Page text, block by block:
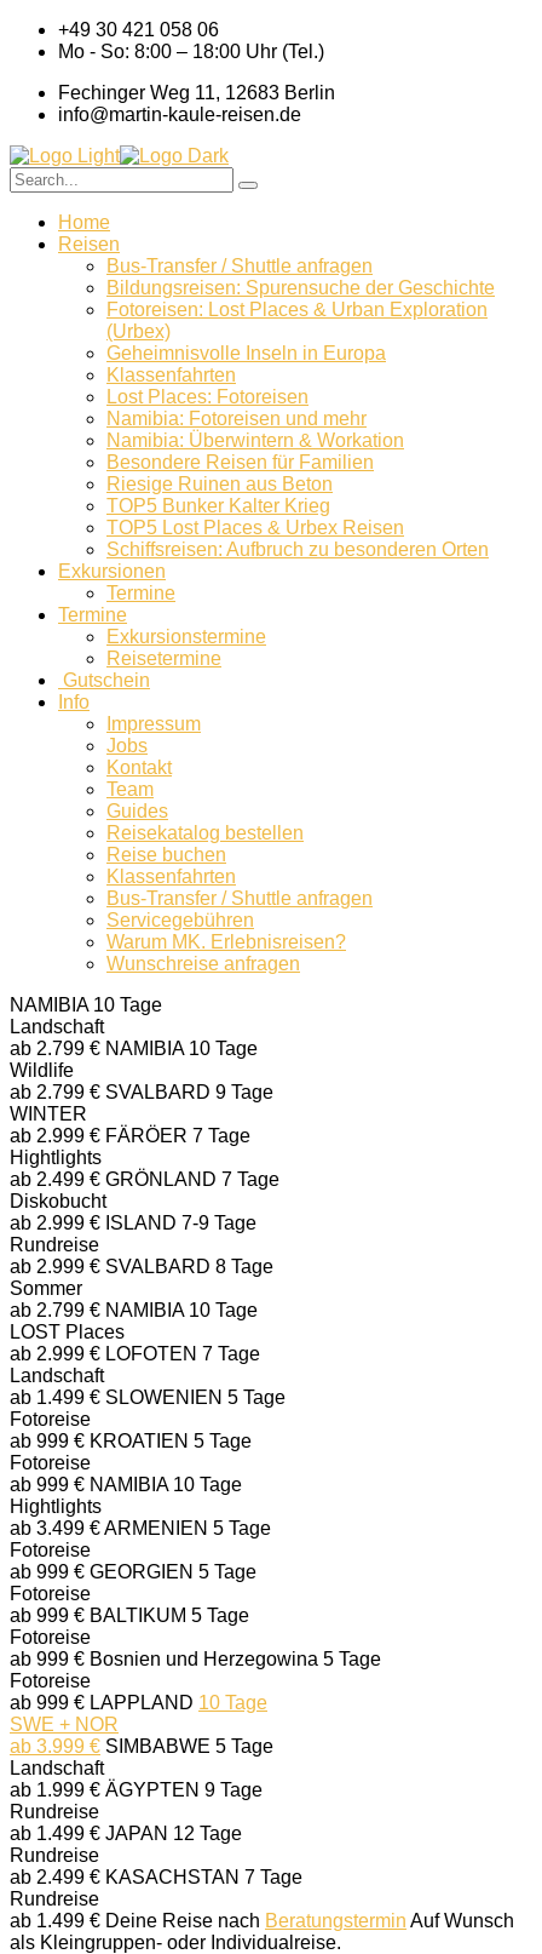
+49 30 421 058 06
Mo - So: 8:00 – 18:00 Uhr (Tel.)
Fechinger Weg 11, 12683 Berlin
info@martin-kaule-reisen.de
Home
Reisen
Bus-Transfer / Shuttle anfragen
Bildungsreisen: Spurensuche der Geschichte
Fotoreisen: Lost Places & Urban Exploration
(Urbex)
Geheimnisvolle Inseln in Europa
Klassenfahrten
Lost Places: Fotoreisen
Namibia: Fotoreisen und mehr
Namibia: Überwintern & Workation
Besondere Reisen für Familien
Riesige Ruinen aus Beton
TOP5 Bunker Kalter Krieg
TOP5 Lost Places & Urbex Reisen
Schiffsreisen: Aufbruch zu besonderen Orten
Exkursionen
Termine
Termine
Exkursionstermine
Reisetermine
Gutschein
Info
Impressum
Jobs
Kontakt
Team
Guides
Reisekatalog bestellen
Reise buchen
Klassenfahrten
Bus-Transfer / Shuttle anfragen
Servicegebühren
Warum MK. Erlebnisreisen?
Wunschreise anfragen
NAMIBIA 10 Tage
Landschaft
ab 2.799 € NAMIBIA 10 Tage
Wildlife
ab 2.799 € SVALBARD 9 Tage
WINTER
ab 2.999 € FÄRÖER 7 Tage
Hightlights
ab 2.499 € GRÖNLAND 7 Tage
Diskobucht
ab 2.999 € ISLAND 7-9 Tage
Rundreise
ab 2.999 € SVALBARD 8 Tage
Sommer
ab 2.799 € NAMIBIA 10 Tage
LOST Places
ab 2.999 € LOFOTEN 7 Tage
Landschaft
ab 1.499 € SLOWENIEN 5 Tage
Fotoreise
ab 999 € KROATIEN 5 Tage
Fotoreise
ab 999 € NAMIBIA 10 Tage
Hightlights
ab 3.499 €ARMENIEN 5 Tage
Fotoreise
ab 999 € GEORGIEN 5 Tage
Fotoreise
ab 999 € BALTIKUM 5 Tage
Fotoreise
ab 999 € Bosnien und Herzegowina 5 Tage
Fotoreise
ab 999 € LAPPLAND 10 Tage
SWE + NOR
ab 3.999 € SIMBABWE 5 Tage
Landschaft
ab 1.999 € ÄGYPTEN 9 Tage
Rundreise
ab 1.499 € JAPAN 12 Tage
Rundreise
ab 2.499 € KASACHSTAN 7 Tage
Rundreise
ab 1.499 € Deine Reise nach Beratungstermin Auf Wunsch
als Kleingruppen- oder Individualreise.